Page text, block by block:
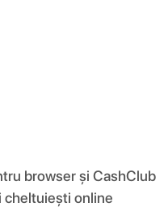
browser și CashClub
cheltuiești online